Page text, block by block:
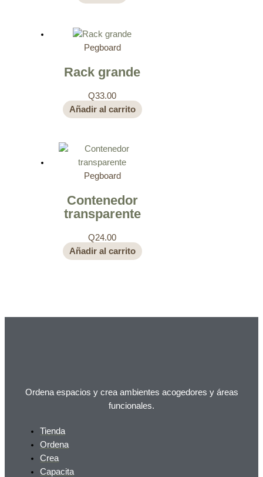
Pegboard
Rack grande
Q33.00
Añadir al carrito
Pegboard
Contenedor
transparente
Q24.00
Añadir al carrito
Ordena espacios y crea ambientes acogedores y áreas
funcionales.
Tienda
Ordena
Crea
Capacita